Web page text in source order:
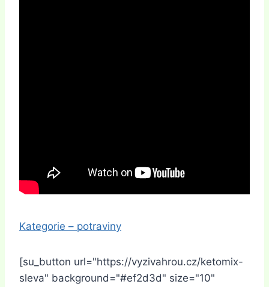
Kategorie – potraviny
[su_button url="https://vyzivahrou.cz/ketomix-
sleva" background="#ef2d3d" size="10"